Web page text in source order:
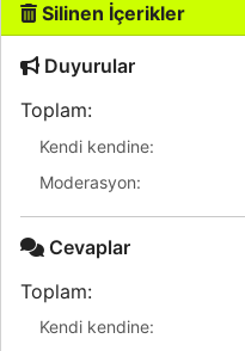
Silinen İçerikler
Duyurular
Toplam:
Kendi kendine:
Moderasyon:
Cevaplar
Toplam:
Kendi kendine: